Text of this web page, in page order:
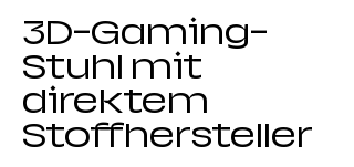
3D-Gaming-
Stuhl mit
direktem
Stoffhersteller